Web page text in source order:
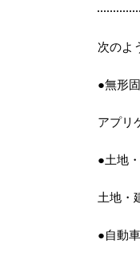
次のよ
●無形
アプリ
●土地
土地・
●自動